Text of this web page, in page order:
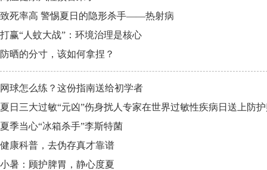
致死率高 警惕夏日的隐形杀手——热射病
打赢“人蚊大战”：环境治理是核心
防晒的分寸，该如何拿捏？
网球怎么练？这份指南送给初学者
夏日三大过敏“元凶”伤身扰人专家在世界过敏性疾病日送上防
夏季当心“冰箱杀手”李斯特菌
健康科普，去伪存真才靠谱
小暑：顾护脾胃，静心度夏